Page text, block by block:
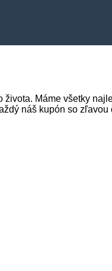
Máme všetky
náš kupón so
neho. Objavte široký
na naše kupóny, s